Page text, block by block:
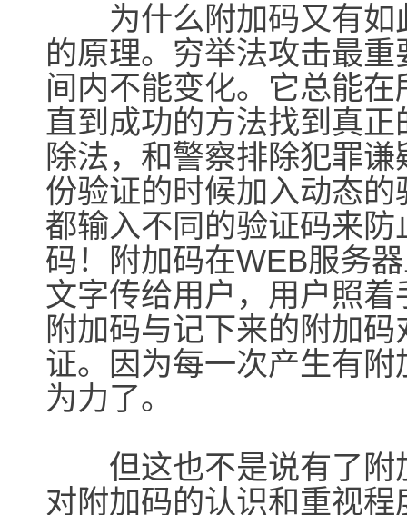
为什么附加码又有如
的原理。穷举法攻击最
间内不能变化。它总能在
直到成功的方法找到真
除法，和警察排除犯罪
份验证的时候加入动态
都输入不同的验证码来
码！附加码在WEB服务
文字传给用户，用户照
附加码与记下来的附加
证。因为每一次产生有
为力了。
但这也不是说有了附
对附加码的认识和重视程